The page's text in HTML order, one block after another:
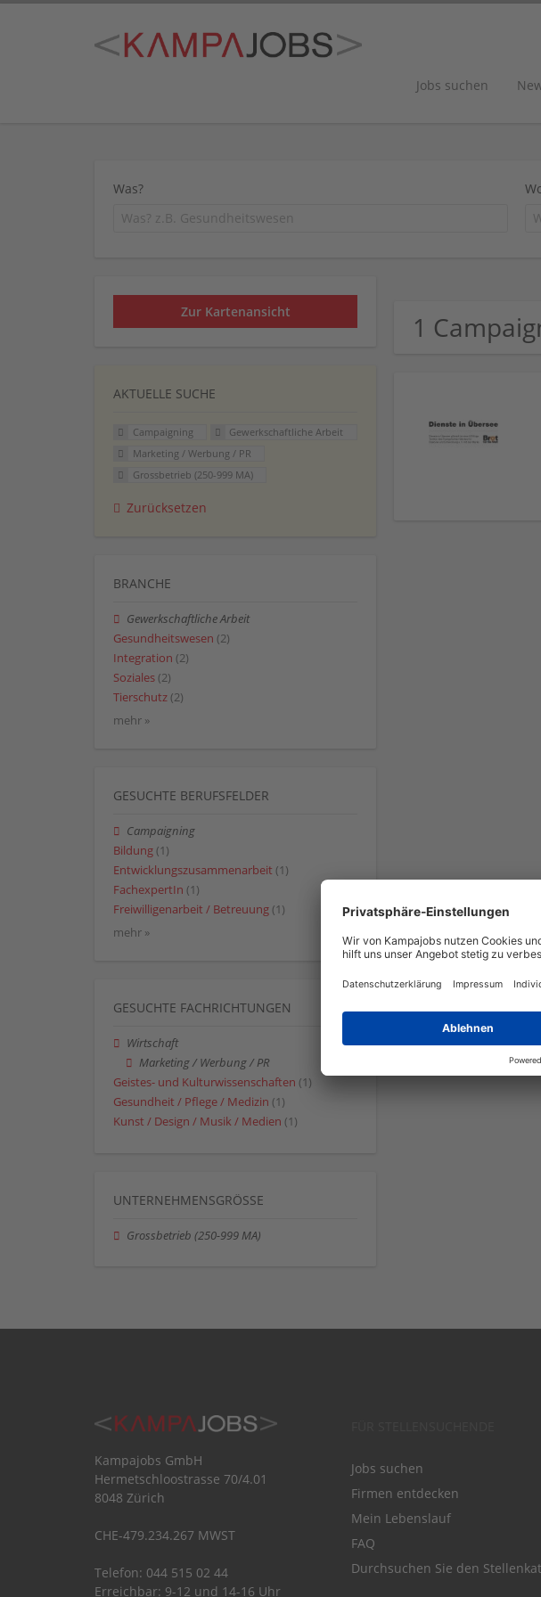
Jobs suchen
Was?
1
Zur Kartenansicht
AKTUELLE SUCHE
Campaigning
Gewerkschaftliche Arbeit
Marketing / Werbung / PR
Grossbetrieb (250-999 MA)
Zurücksetzen
BRANCHE
Gewerkschaftliche Arbeit
Gesundheitswesen (2)
Integration (2)
Soziales (2)
Tierschutz (2)
mehr »
GESUCHTE BERUFSFELDER
Campaigning
Bildung (1)
Entwicklungszusammenarbeit (1)
FachexpertIn (1)
Freiwilligenarbeit / Betreuung (1)
mehr »
GESUCHTE FACHRICHTUNGEN
Wirtschaft
Marketing / Werbung / PR
Geistes- und Kulturwissenschaften (1)
Gesundheit / Pflege / Medizin (1)
Kunst / Design / Musik / Medien (1)
UNTERNEHMENSGRÖSSE
Grossbetrieb (250-999 MA)
Kampajobs GmbH
Hermetschloostrasse 70/4.01
8048 Zürich
CHE-479.234.267 MWST
Telefon: 044 515 02 44
Erreichbar: 9-12 und 14-16 Uhr
Jobs suchen
Firmen entdecken
Mein Lebenslauf
FAQ
Durchsuchen Sie den